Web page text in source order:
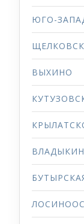
ЮГО-
ВЫХИНО